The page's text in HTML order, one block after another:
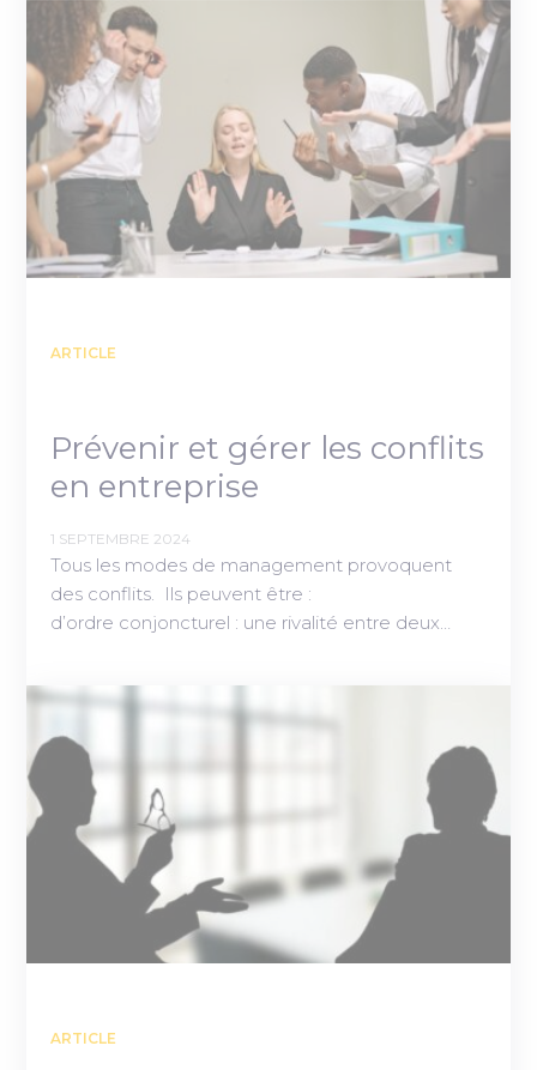
ARTICLE
Prévenir et gérer les conflits
en entreprise
1 SEPTEMBRE 2024
Tous les modes de management provoquent
des conflits. Ils peuvent être :
d’ordre conjoncturel : une rivalité entre deux…
ARTICLE